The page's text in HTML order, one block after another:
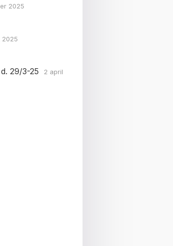
2025
2025
29/3-25
2 april